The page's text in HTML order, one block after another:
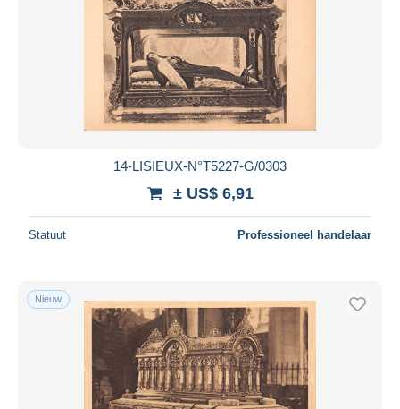
14-LISIEUX-N°T5227-G/0303
± US$ 6,91
Statuut Professioneel handelaar
Nieuw